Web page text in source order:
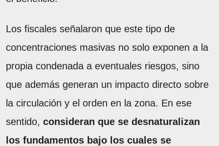
Los fiscales señalaron que este tipo de
concentraciones masivas no solo exponen a la
propia condenada a eventuales riesgos, sino
que además generan un impacto directo sobre
la circulación y el orden en la zona. En ese
sentido, consideran que se desnaturalizan
los fundamentos bajo los cuales se